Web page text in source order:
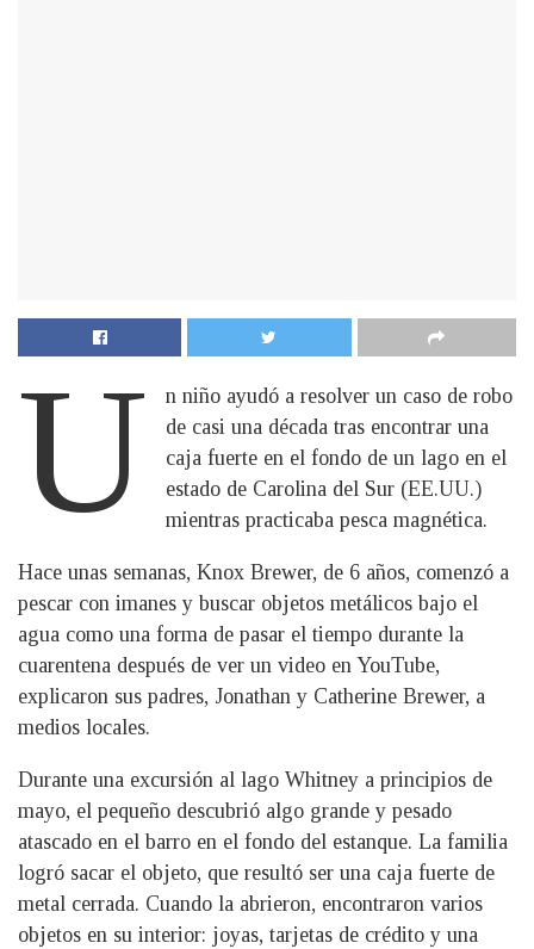
U
n niño ayudó a resolver un caso de robo
de casi una década tras encontrar una
caja fuerte en el fondo de un lago en el
estado de Carolina del Sur (EE.UU.)
mientras practicaba pesca magnética.
Hace unas semanas, Knox Brewer, de 6 años, comenzó a
pescar con imanes y buscar objetos metálicos bajo el
agua como una forma de pasar el tiempo durante la
cuarentena después de ver un video en YouTube,
explicaron sus padres, Jonathan y Catherine Brewer, a
medios locales.
Durante una excursión al lago Whitney a principios de
mayo, el pequeño descubrió algo grande y pesado
atascado en el barro en el fondo del estanque. La familia
logró sacar el objeto, que resultó ser una caja fuerte de
metal cerrada. Cuando la abrieron, encontraron varios
objetos en su interior: joyas, tarjetas de crédito y una